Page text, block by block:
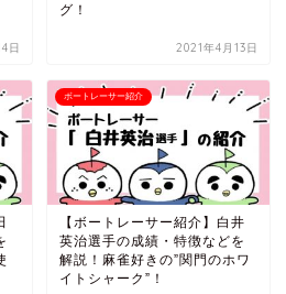
日
グ！
2021年4月13日
ボートレーサー紹介
【ボートレーサー紹介】白井
英治選手の成績・特徴などを
解説！麻雀好きの”関門のホワ
イトシャーク”！